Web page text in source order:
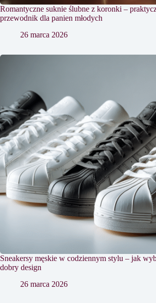
Romantyczne suknie ślubne z koronki –
przewodnik dla panien młodych
26 marca 2026
Sneakersy męskie w codziennym stylu – jak
dobry design
26 marca 2026